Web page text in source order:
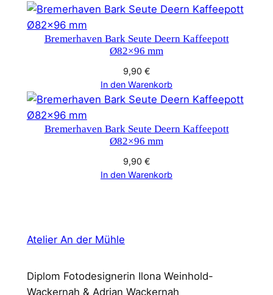
Bremerhaven Bark Seute Deern Kaffeepott
Ø82×96 mm
9,90 €
In den Warenkorb
Bremerhaven Bark Seute Deern Kaffeepott
Ø82×96 mm
9,90 €
In den Warenkorb
Atelier An der Mühle
Diplom Fotodesignerin Ilona Weinhold-
Wackernah & Adrian Wackernah